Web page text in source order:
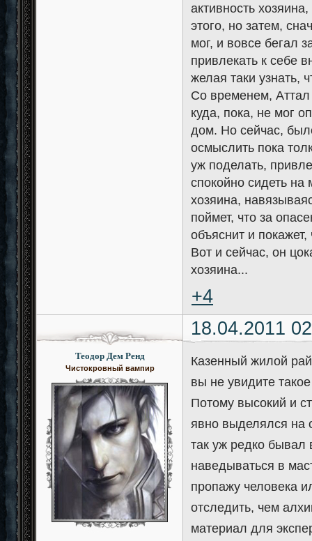
активность
этого, но затем,
мог, и вовсе бегал
привлекать к себе
желая таки узнать,
Со временем, Аттал
куда, пока, не мог
дом. Но сейчас,
осмыслить пока
уж поделать,
спокойно сидеть на
хозяина,
поймет, что за
объяснит и покажет,
Вот и сейчас, он
хозяина...
+4
18.04.2011
Теодор Дем Ренд
Чистокровный вампир
Казенный жилой
вы не увидите
Потому высокий и
явно выделялся на
так уж редко бывал
наведываться в
пропажу человека
отследить, чем
материал для